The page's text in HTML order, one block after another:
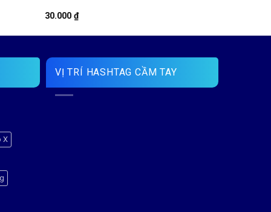
30.000₫
X
VỊ TRÍ HASHTAG CẦM TAY